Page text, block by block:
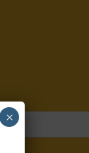
×